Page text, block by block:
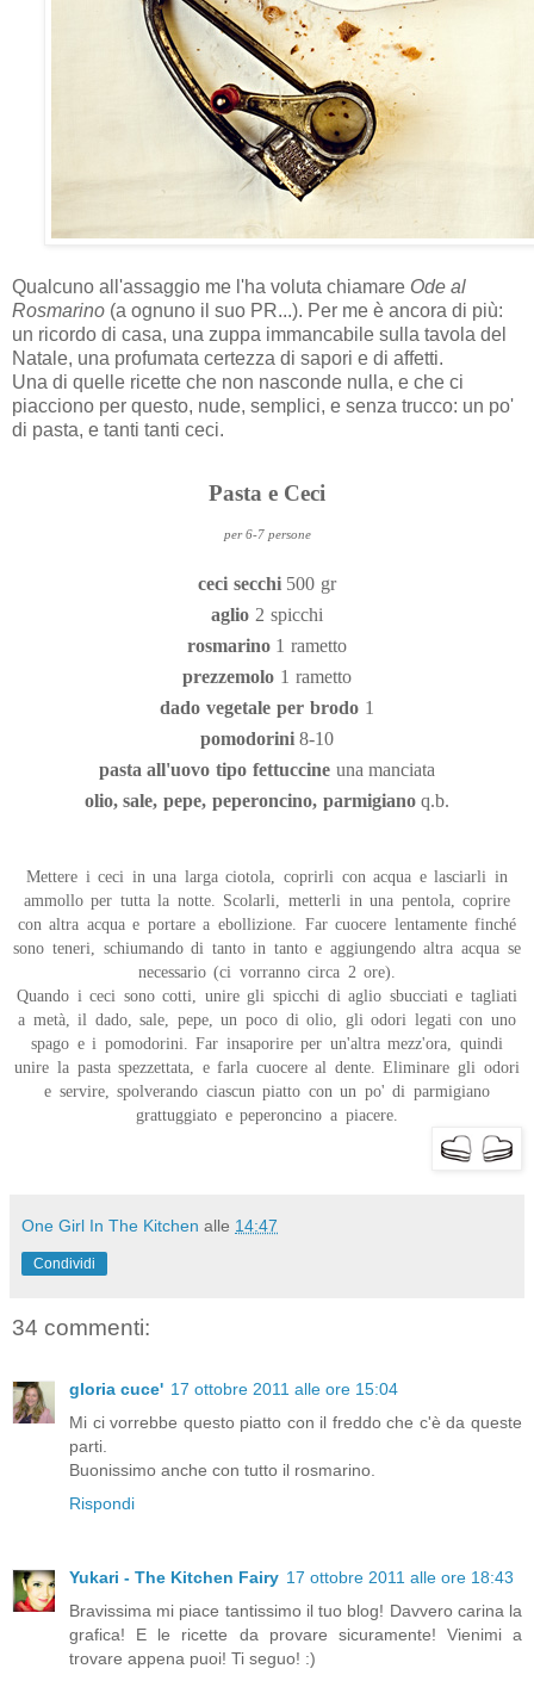
Qualcuno all'assaggio me l'ha voluta chiamare Ode al
Rosmarino (a ognuno il suo PR...). Per me è ancora di più:
un ricordo di casa, una zuppa immancabile sulla tavola del
Natale, una profumata certezza di sapori e di affetti.
Una di quelle ricette che non nasconde nulla, e che ci
piacciono per questo, nude, semplici, e senza trucco: un po'
di pasta, e tanti tanti ceci.
Pasta e Ceci
per 6-7 persone
ceci secchi500 gr
aglio 2 spicchi
rosmarino1 rametto
prezzemolo 1 rametto
dado vegetale per brodo1
pomodorini8-10
pasta all'uovo tipo fettuccineuna manciata
olio, sale, pepe, peperoncino, parmigianoq.b.
Mettere i ceci in una larga ciotola, coprirli con acqua e lasciarli in
ammollo per tutta la notte. Scolarli, metterli in una pentola, coprire
con altra acqua e portare a ebollizione. Far cuocere lentamente finché
sono teneri, schiumando di tanto in tanto e aggiungendo altra acqua se
necessario (ci vorranno circa 2 ore).
Quando i ceci sono cotti, unire gli spicchi di aglio sbucciati e tagliati
a metà, il dado, sale, pepe, un poco di olio, gli odori legati con uno
spago e i pomodorini. Far insaporire per un'altra mezz'ora, quindi
unire la pasta spezzettata, e farla cuocere al dente. Eliminare gli odori
e servire, spolverando ciascun piatto con un po' di parmigiano
grattuggiato e peperoncino a piacere.
One Girl In The Kitchen alle 14:47
Condividi
34 commenti:
gloria cuce' 17 ottobre 2011 alle ore 15:04
Mi ci vorrebbe questo piatto con il freddo che c'è da queste
parti.
Buonissimo anche con tutto il rosmarino.
Rispondi
Yukari - The Kitchen Fairy 17 ottobre 2011 alle ore 18:43
Bravissima mi piace tantissimo il tuo blog! Davvero carina la
grafica! E le ricette da provare sicuramente! Vienimi a
trovare appena puoi! Ti seguo! :)